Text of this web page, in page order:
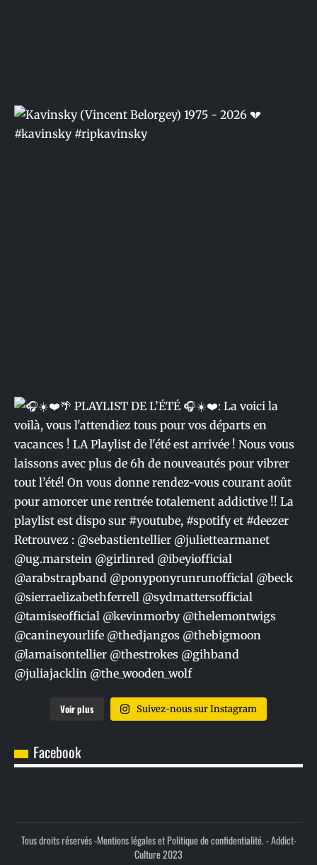
Voir plus Suivez-nous sur Instagram
Facebook
Tous droits réservés -Mentions légales et Politique de confidentialité.- Addict-
Culture 2023